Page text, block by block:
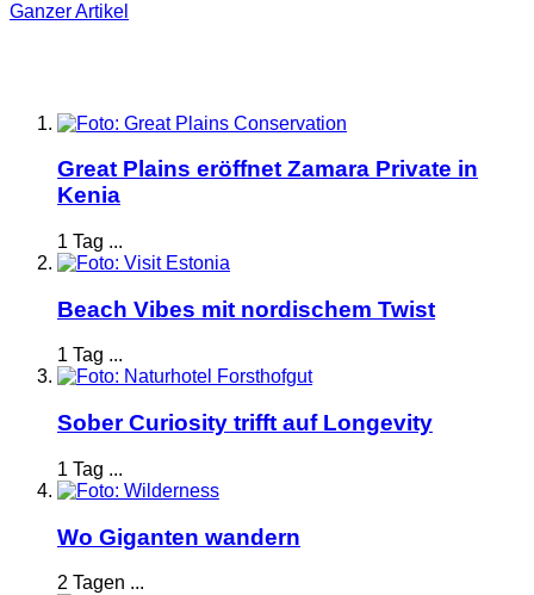
GanzerArtikel
Great Plains eröffnet Zamara Private in
Kenia
1 Tag ...
Beach Vibes mit nordischem Twist
1 Tag ...
Sober Curiosity trifft auf Longevity
1 Tag ...
Wo Giganten wandern
2 Tagen ...